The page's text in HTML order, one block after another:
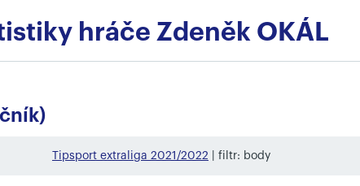
hráče Zdeněk OKÁL
Tipsport extraliga 2021/2022 | filtr: body